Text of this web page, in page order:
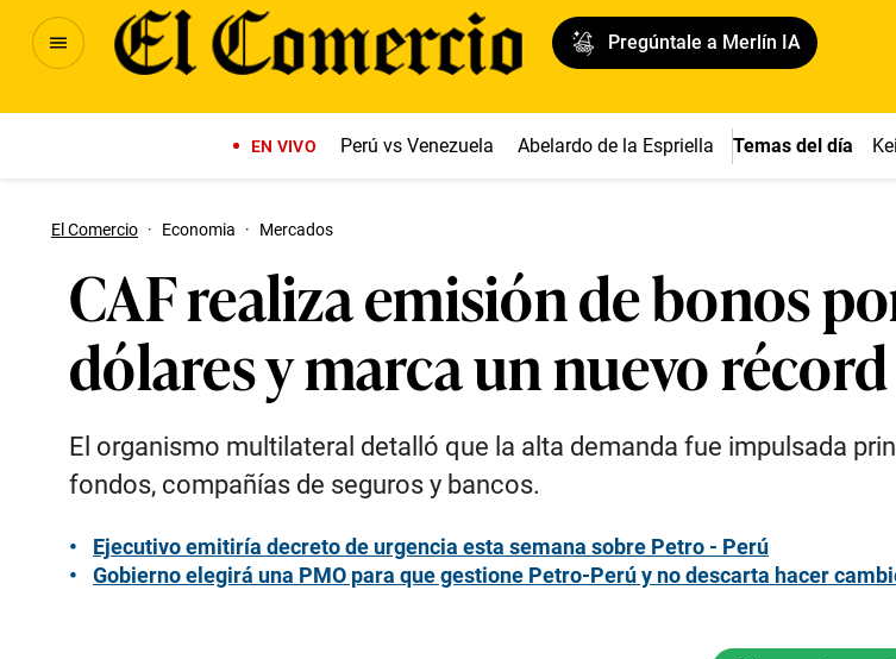
Pregúntale a Merlín IA
EN VIVO Perú vs Venezuela Abelardo de la Espriella Temas del día
El Comercio · Economia · Mercados
CAF realiza emisión de bonos
dólares y marca un nuevo récord
El organismo multilateral detalló que la alta demanda fue impulsada
fondos, compañías de seguros y bancos.
Ejecutivo emitiría decreto de urgencia esta semana sobre Petro - Perú
Gobierno elegirá una PMO para que gestione Petro-Perú y no descarta hacer